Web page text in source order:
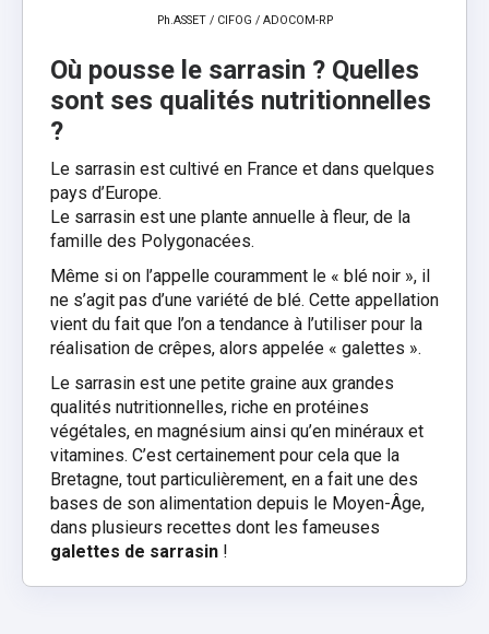
Ph.ASSET / CIFOG / ADOCOM-RP
Où pousse le sarrasin ? Quelles
sont ses qualités nutritionnelles
?
Le sarrasin est cultivé en France et dans quelques
pays d’Europe.
Le sarrasin est une plante annuelle à fleur, de la
famille des Polygonacées.
Même si on l’appelle couramment le « blé noir », il
ne s’agit pas d’une variété de blé. Cette appellation
vient du fait que l’on a tendance à l’utiliser pour la
réalisation de crêpes, alors appelée « galettes ».
Le sarrasin est une petite graine aux grandes
qualités nutritionnelles, riche en protéines
végétales, en magnésium ainsi qu’en minéraux et
vitamines. C’est certainement pour cela que la
Bretagne, tout particulièrement, en a fait une des
bases de son alimentation depuis le Moyen-Âge,
dans plusieurs recettes dont les fameuses
galettes de sarrasin !